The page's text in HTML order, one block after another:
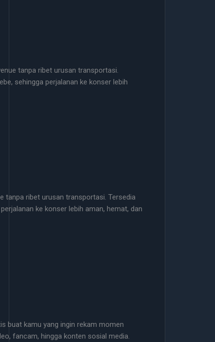
tanpa ribet urusan transportasi.
sehingga perjalanan ke konser lebih
tanpa ribet urusan transportasi. Tersedia
ke konser lebih aman, hemat, dan
buat kamu yang ingin rekam momen
fancam, hingga konten sosial media.